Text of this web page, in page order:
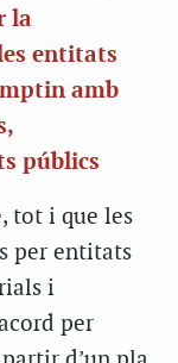
la
entitats
amb
públics
tot i que les
per entitats
i
per